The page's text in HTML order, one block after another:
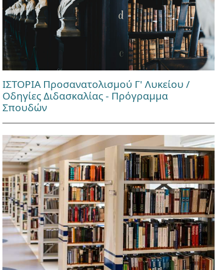
ΙΣΤΟΡΙΑ Προσανατολισμού Γ' Λυκείου /
Οδηγίες Διδασκαλίας - Πρόγραμμα
Σπουδών